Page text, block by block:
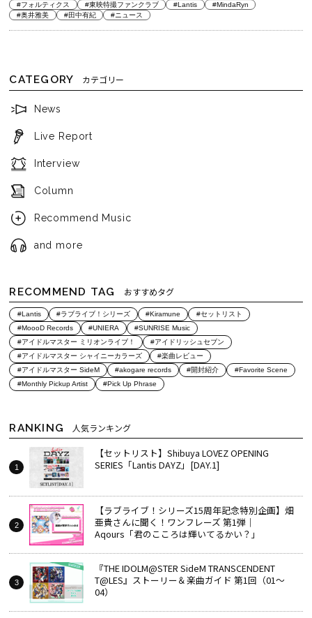
#フォルティクス #東映特撮ファンクラブ #Lantis
#MindaRyn
#奥井雅美
#田中有紀 #ニュース
CATEGORY カテゴリー
News
Live Report
Interview
Column
Recommend Music
and more
RECOMMEND TAG おすすめタグ
#Lantis #ラブライブ！シリーズ #Kiramune
#セットリスト
#MoooD Records
#UNIERA
#SUNRISE Music
#アイドルマスター ミリオンライブ！
#アイドリッシュセブン
#アイドルマスター シャイニーカラーズ
#楽曲レビュー
#アイドルマスター SideM
#akogare records #開封紹介
#Favorite Scene
#Monthly Pickup Artist
#Pick Up Phrase
RANKING 人気ランキング
【セットリスト】Shibuya LOVEZ OPENING
SERIES「Lantis DAYZ」[DAY.1]
【ラブライブ！シリーズ15周年記念特別企画】畑
亜貴さんに聞く！ワンフレーズ 第1弾｜
Aqours「君のこころは輝いてるかい？」
『THE IDOLM@STER SideM TRANSCENDENT
T@LES』ストーリー＆楽曲ガイド 第1回（01～
04）